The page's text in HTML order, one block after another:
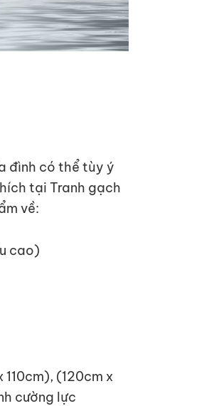
đình có thể tùy ý
tại Tranh gạch
về:
cao)
(120cm x
cường lực